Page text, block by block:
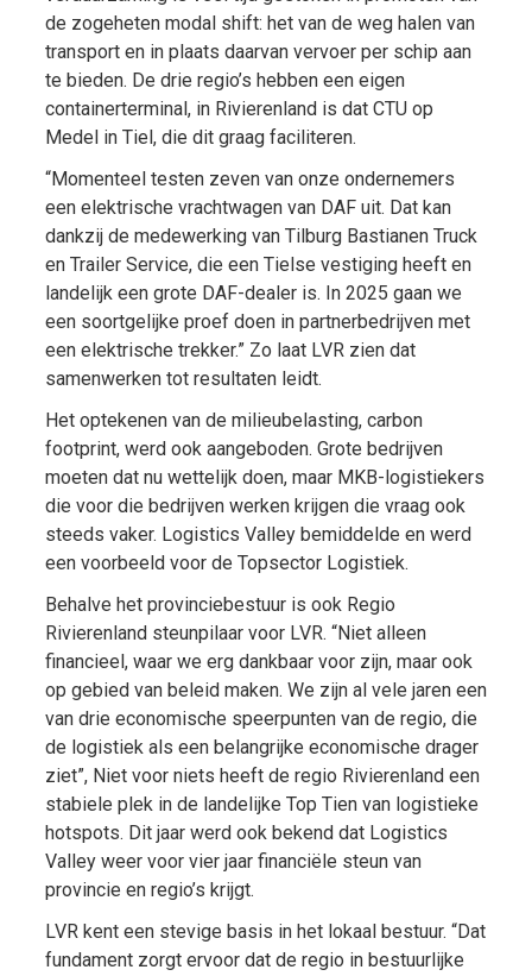
de zogeheten modal shift: het van de weg halen van
transport en in plaats daarvan vervoer per schip aan
te bieden. De drie regio’s hebben een eigen
containerterminal, in Rivierenland is dat CTU op
Medel in Tiel, die dit graag faciliteren.
“Momenteel testen zeven van onze ondernemers
een elektrische vrachtwagen van DAF uit. Dat kan
dankzij de medewerking van Tilburg Bastianen Truck
en Trailer Service, die een Tielse vestiging heeft en
landelijk een grote DAF-dealer is. In 2025 gaan we
een soortgelijke proef doen in partnerbedrijven met
een elektrische trekker.” Zo laat LVR zien dat
samenwerken tot resultaten leidt.
Het optekenen van de milieubelasting, carbon
footprint, werd ook aangeboden. Grote bedrijven
moeten dat nu wettelijk doen, maar MKB-logistiekers
die voor die bedrijven werken krijgen die vraag ook
steeds vaker. Logistics Valley bemiddelde en werd
een voorbeeld voor de Topsector Logistiek.
Behalve het provinciebestuur is ook Regio
Rivierenland steunpilaar voor LVR. “Niet alleen
financieel, waar we erg dankbaar voor zijn, maar ook
op gebied van beleid maken. We zijn al vele jaren een
van drie economische speerpunten van de regio, die
de logistiek als een belangrijke economische drager
ziet”, Niet voor niets heeft de regio Rivierenland een
stabiele plek in de landelijke Top Tien van logistieke
hotspots. Dit jaar werd ook bekend dat Logistics
Valley weer voor vier jaar financiële steun van
provincie en regio’s krijgt.
LVR kent een stevige basis in het lokaal bestuur. “Dat
fundament zorgt ervoor dat de regio in bestuurlijke